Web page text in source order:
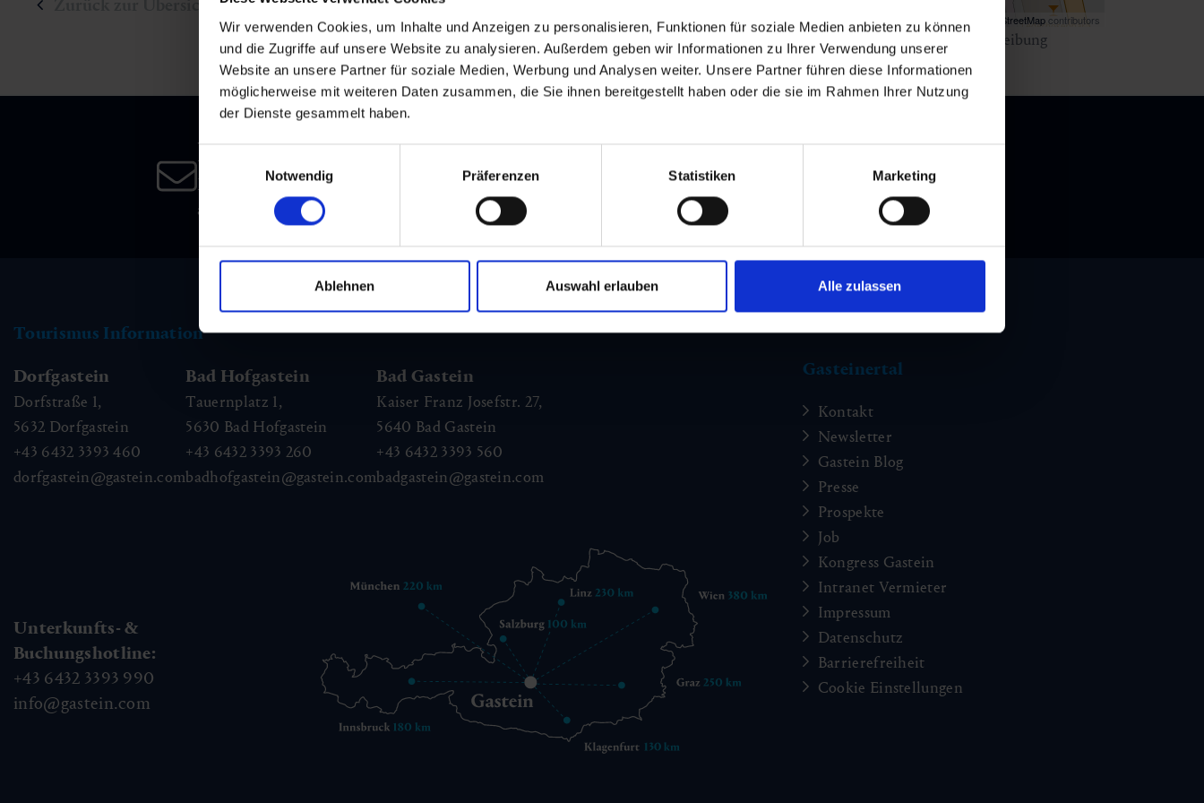
Wir verwenden Cookies, um Inhalte und Anzeigen zu personalisieren, Funktionen für soziale Medien anbieten zu können
und die Zugriffe auf unsere Website zu analysieren. Außerdem geben wir Informationen zu Ihrer Verwendung unserer
Website an unsere Partner für soziale Medien, Werbung und Analysen weiter. Unsere Partner führen diese Informationen
möglicherweise mit weiteren Daten zusammen, die Sie ihnen bereitgestellt haben oder die sie im Rahmen Ihrer Nutzung
der Dienste gesammelt haben.
Notwendig
Präferenzen Statistiken Marketing
Ablehnen Auswahl erlauben Alle zulassen
Map data © OpenStreetMap contributors
Klicken Sie hierfür eine Wegbeschreibung
Newsletter
Melden Sie sich bei unserem Newsletter
an, und bleiben Sie immer am Laufenden!
Tourismus Information
Dorfgastein
Dorfstraße 1,
5632 Dorfgastein
+43 6432 3393 460
dorfgastein@gastein.com
Bad Hofgastein
Tauernplatz 1,
5630 Bad Hofgastein
+43 6432 3393 260
badhofgastein@gastein.com
Bad Gastein
Kaiser Franz Josefstr. 27,
5640 Bad Gastein
+43 6432 3393 560
badgastein@gastein.com
Unterkunfts- &
Buchungshotline:
+43 6432 3393 990
info@gastein.com
Gasteinertal
Kontakt
Newsletter
Gastein Blog
Presse
Prospekte
Job
Kongress Gastein
Intranet Vermieter
Impressum
Datenschutz
Barrierefreiheit
Cookie Einstellungen